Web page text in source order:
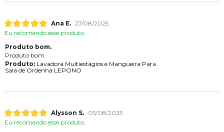
Ana E. 27/08/2025
Eu recomendo esse produto.
Produto bom.
Produto bom.
Produto:Lavadora Multiestágios e Mangueira Para
Sala de Ordenha LEPONO
Alysson S.
05/08/2025
Eu recomendo esse produto.